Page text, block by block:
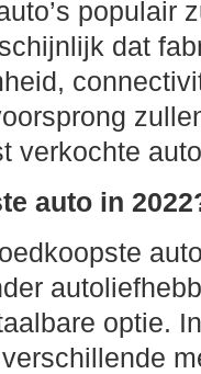
populair
dat
verkochte
auto in
optie.